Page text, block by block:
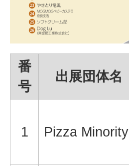
番
号
出展団体名
1 Pizza Minority